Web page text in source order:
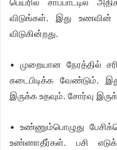
விடுங்கள். இது உணவின்
விடுகின்றது.
• முறையான நேரத்தில்
கடைபிடிக்க வேண்டும்.
இருக்க உதவும். சோர்வு
• உண்ணும்பொழுது
உண்ணாதீர்கள். பசி